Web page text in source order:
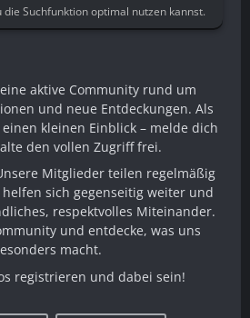
die Suchfunktion optimal nutzen kannst.
aktive Community rund um
und neue Entdeckungen. Als
kleinen Einblick – melde dich
den vollen Zugriff frei.
Mitglieder teilen regelmäßig
sich gegenseitig weiter und
respektvolles Miteinander.
und entdecke, was uns
macht.
registrieren und dabei sein!